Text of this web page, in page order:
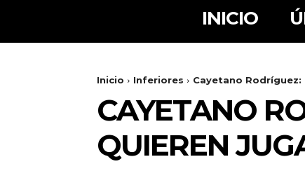
INICIO
Inicio Inferiores Cayetano
CAYETANO
QUIEREN